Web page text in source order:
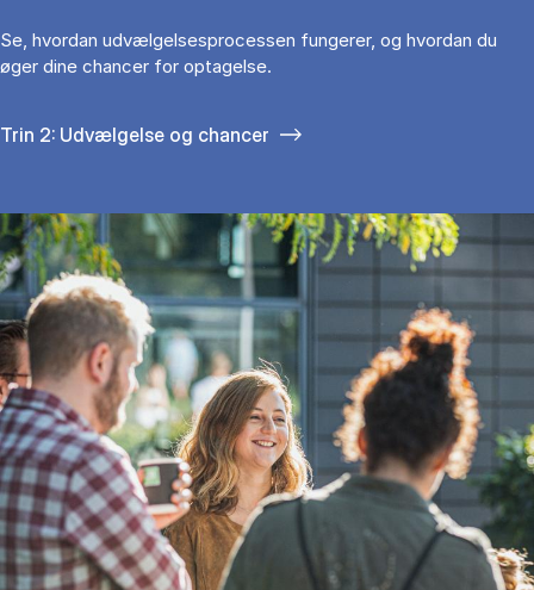
Se, hvordan udvælgelsesprocessen fungerer, og hvordan du
øger dine chancer for optagelse.
Trin 2: Udvælgelse og chancer